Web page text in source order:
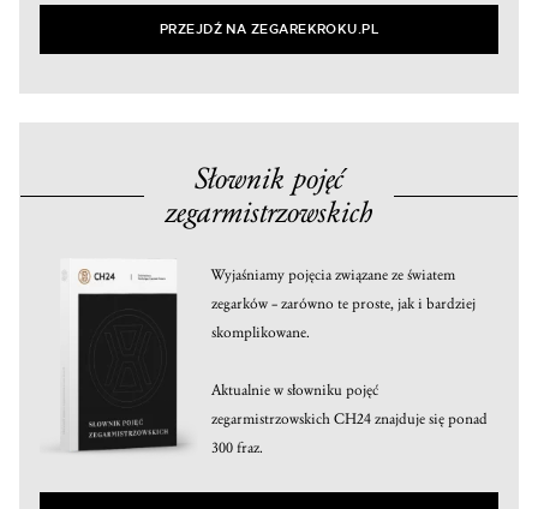
PRZEJDŹ NA ZEGAREKROKU.PL
Słownik pojęć
zegarmistrzowskich
Wyjaśniamy pojęcia związane ze światem
zegarków – zarówno te proste, jak i bardziej
skomplikowane.
Aktualnie w słowniku pojęć
zegarmistrzowskich CH24 znajduje się ponad
300 fraz.